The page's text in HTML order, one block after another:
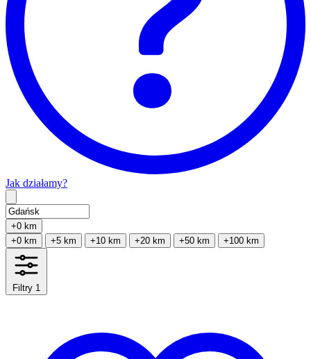
Jak działamy?
+0 km
+0 km
+5 km +10 km +20 km +50 km +100 km
Filtry 1